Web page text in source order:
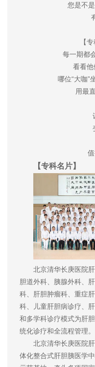
您是不
【
每一期都
看看他
哪位“大咖”
用最
【专科名片】
北京清华长庚医院
胆道外科、胰腺外科、
科、肝胆肿瘤科、重症
科、儿童肝胆病诊疗、
和多学科诊疗模式为肝
统化诊疗和全流程管理。
北京清华长庚医院
体化整合式肝胆胰医学